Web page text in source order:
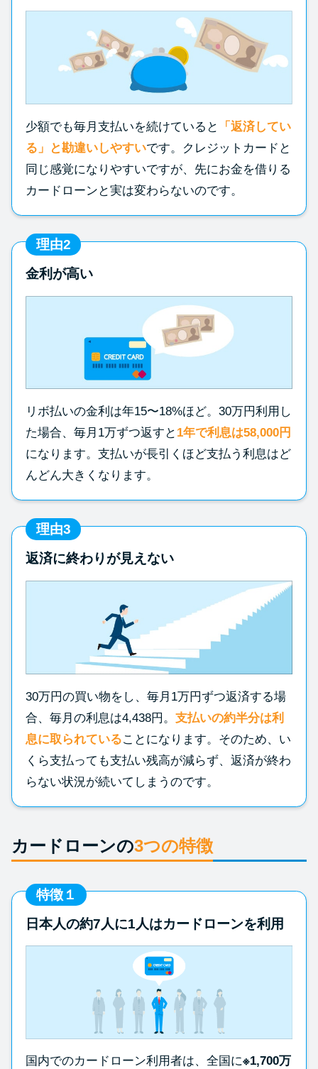
少額でも毎月支払いを続けていると
「返済してい
る」と勘違いしやすいです。クレジットカードと
同じ感覚になりやすいですが、先にお金を借りる
カードローンと実は変わらないのです。
理由2
金利が高い
リボ払いの金利は年15〜18%ほど。30万円利用し
た場合、毎月1万ずつ返すと 1年で利息は58,000円
になります。支払いが長引くほど支払う利息はど
んどん大きくなります。
理由3
返済に終わりが見えない
30万円の買い物をし、毎月1万円ずつ返済する場
合、毎月の利息は4,438円。支払いの約半分は利
息に取られていることになります。そのため、い
くら支払っても支払い残高が減らず、返済が終わ
らない状況が続いてしまうのです。
カードローンの3つの特徴
特徴１
日本人の約7人に1人はカードローンを利用
国内でのカードローン利用者は、全国に※1,700万